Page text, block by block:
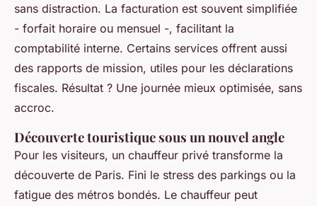
sans distraction. La facturation est souvent simplifiée
- forfait horaire ou mensuel -, facilitant la
comptabilité interne. Certains services offrent aussi
des rapports de mission, utiles pour les déclarations
fiscales. Résultat ? Une journée mieux optimisée, sans
accroc.
Découverte touristique sous un nouvel angle
Pour les visiteurs, un chauffeur privé transforme la
découverte de Paris. Fini le stress des parkings ou la
fatigue des métros bondés. Le chauffeur peut